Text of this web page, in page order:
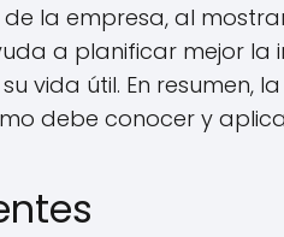
la empresa, al
a planificar mejor la
vida útil. En resumen,
debe conocer y